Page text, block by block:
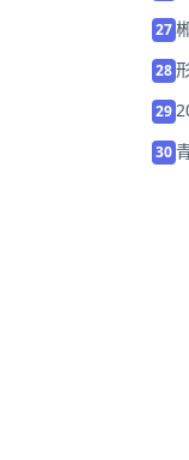
27
28
29
30